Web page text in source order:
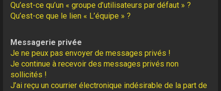
Qu’est-ce qu’un « groupe d’utilisateurs par défaut » ?
Qu’est-ce que le lien « L’équipe » ?
Messagerie privée
Je ne peux pas envoyer de messages privés !
Je continue à recevoir des messages privés non
sollicités !
J’ai reçu un courrier électronique indésirable de la part de